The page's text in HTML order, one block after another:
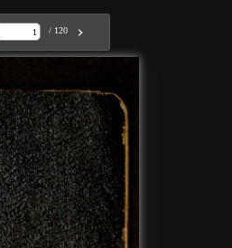
/ 120